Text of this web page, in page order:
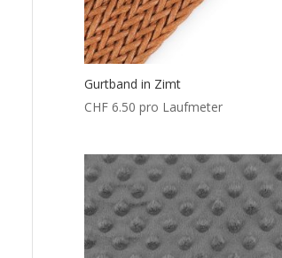
Gurtband in Zimt
CHF6.50 pro Laufmeter